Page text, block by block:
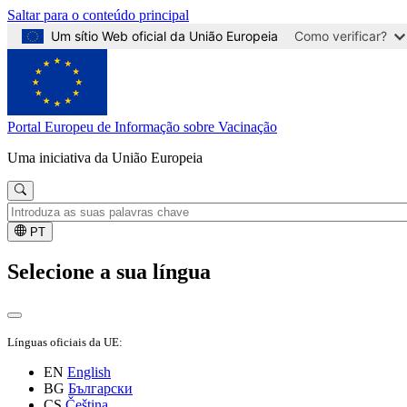
Saltar para o conteúdo principal
Um sítio Web oficial da União Europeia
Como verificar?
Portal Europeu de Informação sobre Vacinação
Uma iniciativa da União Europeia
PT
Selecione a sua língua
Línguas oficiais da UE:
EN English
BG Български